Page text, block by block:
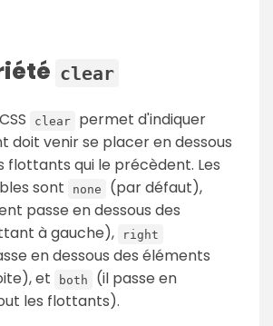
clear
clear
permet d'indiquer
doit venir se placer en dessous
flottants qui le précèdent. Les
sont
none (par défaut),
passe en dessous des
à gauche),
right
en dessous des éléments
et
both
(il passe en
les flottants).